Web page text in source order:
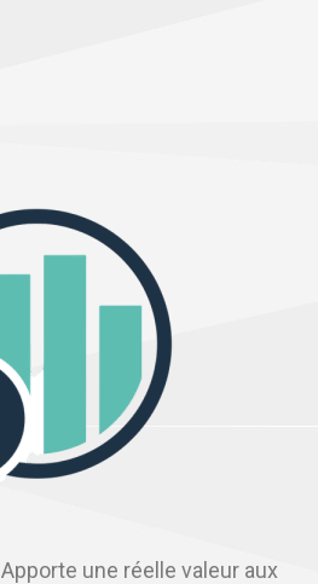
Apporte une réelle valeur aux